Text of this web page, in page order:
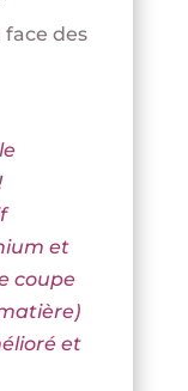
des
et
coupe
et